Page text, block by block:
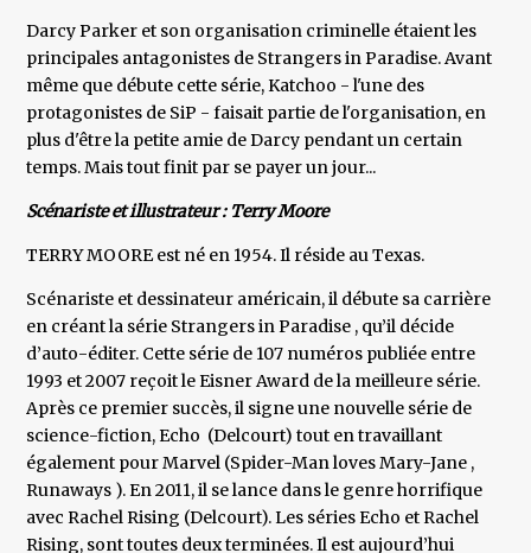
Darcy Parker et son organisation criminelle étaient les
principales antagonistes de Strangers in Paradise. Avant
même que débute cette série, Katchoo - l'une des
protagonistes de SiP - faisait partie de l'organisation, en
plus d'être la petite amie de Darcy pendant un certain
temps. Mais tout finit par se payer un jour...
Scénariste et illustrateur : Terry Moore
TERRY MOORE est né en 1954. Il réside au Texas.
Scénariste et dessinateur américain, il débute sa carrière
en créant la série Strangers in Paradise , qu’il décide
d’auto-éditer. Cette série de 107 numéros publiée entre
1993 et 2007 reçoit le Eisner Award de la meilleure série.
Après ce premier succès, il signe une nouvelle série de
science-fiction, Echo (Delcourt) tout en travaillant
également pour Marvel (Spider-Man loves Mary-Jane ,
Runaways ). En 2011, il se lance dans le genre horrifique
avec Rachel Rising (Delcourt). Les séries Echo et Rachel
Rising, sont toutes deux terminées. Il est aujourd’hui